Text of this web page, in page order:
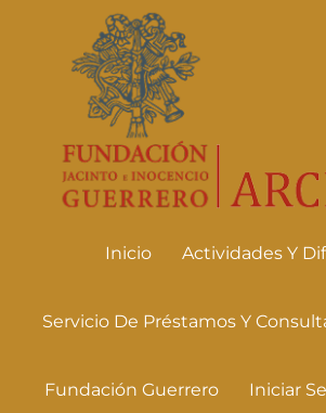
Skip to main content
Inicio Actividades Y
Actividades Y
Servicio De Préstamos Y
Fundación Guerrero Iniciar
Iniciar